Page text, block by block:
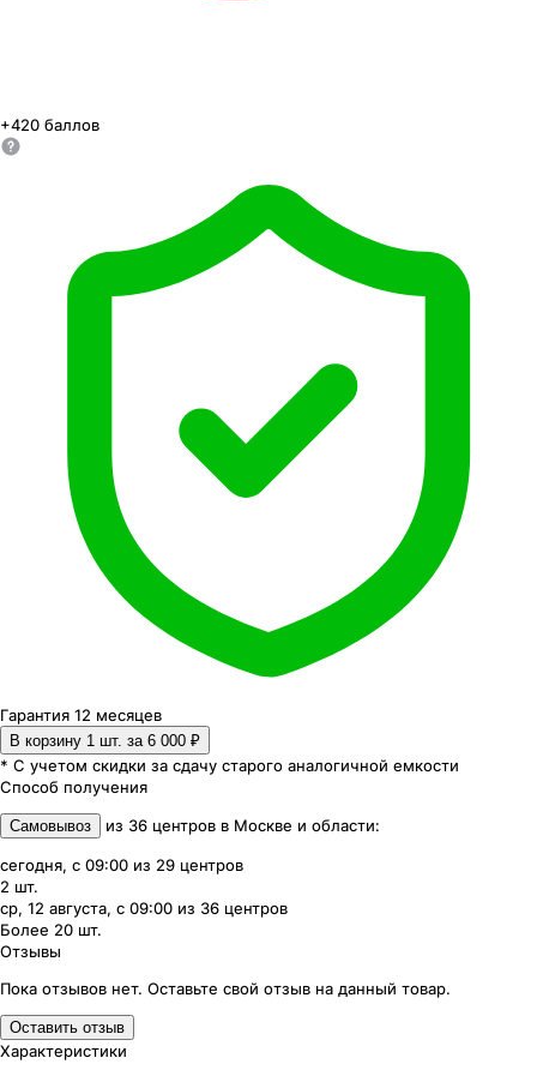
+420 баллов
Гарантия 12 месяцев
В корзину 1 шт. за 6 000 ₽
* С учетом скидки за сдачу старого аналогичной емкости
Способ получения
Самовывоз из 36 центров в Москве и области:
сегодня, с 09:00 из 29 центров
2 шт.
ср, 12 августа, с 09:00 из 36 центров
Более 20 шт.
Отзывы
Пока отзывов нет. Оставьте свой отзыв на данный товар.
Оставить отзыв
Характеристики